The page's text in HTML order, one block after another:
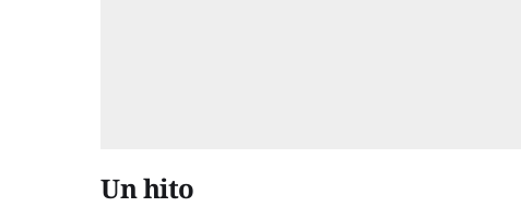
Un hito